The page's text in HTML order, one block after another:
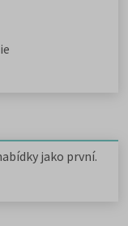
jako první.